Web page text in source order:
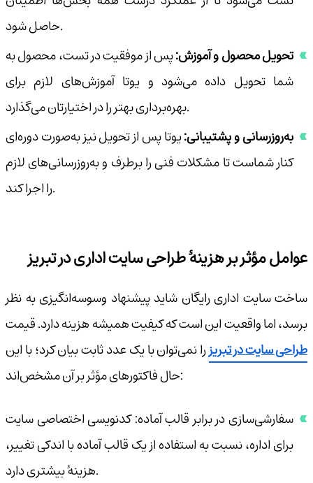
حاصل شود.
تحویل محصول و آموزش:پس از موفقیت در تست، محصول به
شما تحویل داده می‌شود و یوتا آموزش‌های لازم برای
بهره‌برداری بهتر را در اختیارتان می‌گذارد.
به‌روزرسانی و پشتیبانی:یوتا پس از تحویل نیز به‌صورت دوره‌ای
کنار شماست تا مشکلات فنی را برطرف و به‌روزرسانی‌های لازم
را اجرا کند.
عوامل مؤثر بر هزینهٔ طراحی سایت اداری در تبریز
ساخت سایت اداری رایگان شاید پیشنهاد وسوسه‌انگیزی به نظر
برسد، اما واقعیت این است که کیفیت همیشه هزینه دارد. قیمت
طراحی سایت در تبریزرا نمی‌توان با یک عدد ثابت بیان کرد؛ با این
حال فاکتورهای مؤثر بر آن مشخص‌اند:
سفارشی‌سازی در برابر قالب آماده: کدنویسی اختصاصی سایت
برای اداره، نسبت به استفاده از یک قالب آماده با اندکی تغییر،
هزینهٔ بیشتری دارد.